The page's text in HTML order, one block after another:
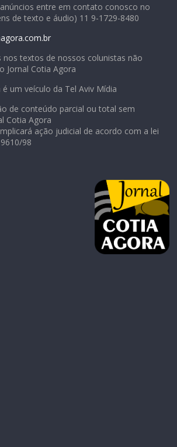
entre em contato conosco no
de texto e áudio) 11 9-1729-8480
nos textos de nossos colunistas não
Jornal Cotia Agora
é um veículo da Tel Aviv Mídia
de conteúdo parcial ou total sem
Cotia Agora
ação judicial de acordo com a lei
98